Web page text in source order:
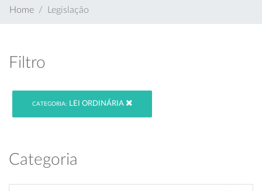
Home Legislação
Filtro
CATEGORIA: LEI ORDINÁRIA
Categoria